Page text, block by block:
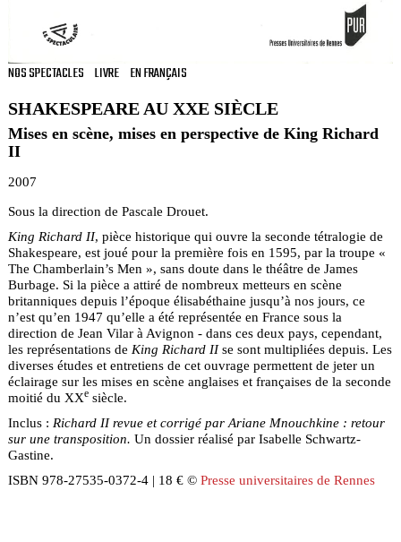
NOS SPECTACLES LIVRE EN FRANÇAIS
SHAKESPEARE AU XXE SIÈCLE
Mises en scène, mises en perspective de King Richard
II
2007
Sous la direction de Pascale Drouet.
King Richard II, pièce historique qui ouvre la seconde tétralogie de
Shakespeare, est joué pour la première fois en 1595, par la troupe «
The Chamberlain’s Men », sans doute dans le théâtre de James
Burbage. Si la pièce a attiré de nombreux metteurs en scène
britanniques depuis l’époque élisabéthaine jusqu’à nos jours, ce
n’est qu’en 1947 qu’elle a été représentée en France sous la
direction de Jean Vilar à Avignon - dans ces deux pays, cependant,
les représentations de King Richard IIse sont multipliées depuis. Les
diverses études et entretiens de cet ouvrage permettent de jeter un
éclairage sur les mises en scène anglaises et françaises de la seconde
moitié du XXesiècle.
Inclus : Richard II revue et corrigé par Ariane Mnouchkine : retour
sur une transposition. Un dossier réalisé par Isabelle Schwartz-
Gastine.
ISBN 978-27535-0372-4 | 18 € © Presse universitaires de Rennes